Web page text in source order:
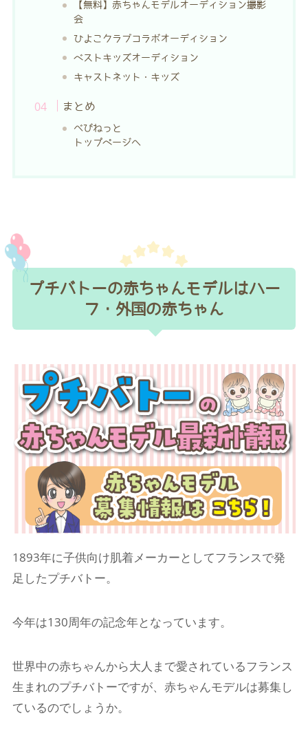
【無料】赤ちゃんモデルオーディション撮影
会
ひよこクラブコラボオーディション
ベストキッズオーディション
キャストネット・キッズ
まとめ
べびねっと
トップページへ
プチバトーの赤ちゃんモデルはハー
フ・外国の赤ちゃん
1893年に子供向け肌着メーカーとしてフランスで発
足したプチバトー。
今年は130周年の記念年となっています。
世界中の赤ちゃんから大人まで愛されているフランス
生まれのプチバトーですが、赤ちゃんモデルは募集し
ているのでしょうか。